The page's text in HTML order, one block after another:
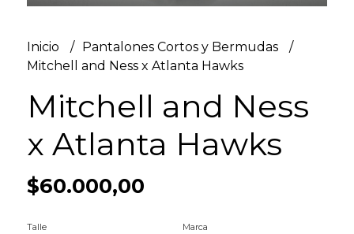
Inicio
Pantalones Cortos y Bermudas
Mitchell and Ness x Atlanta Hawks
Mitchell and Ness
x Atlanta Hawks
$60.000,00
Talle Marca